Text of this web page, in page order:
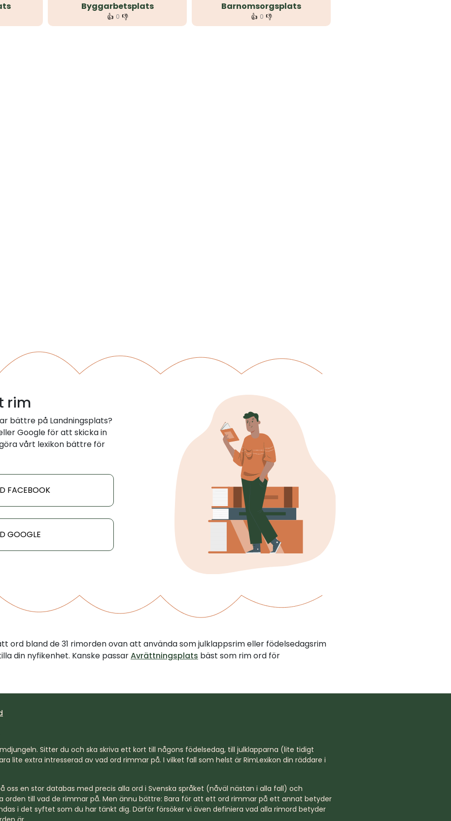
Byggarbetsplats
👍 0 👎
Barnomsorgsplats
👍 0 👎
rim
bättre på Landningsplats?
Google för att skicka in
vårt lexikon bättre för
FACEBOOK
GOOGLE
ord bland de 31 rimorden ovan att använda som julklappsrim eller födelsedagsrim
din nyfikenhet. Kanske passarAvrättningsplats bäst som rim ord för
Sitter du och ska skriva ett kort till någons födelsedag, till julklapparna (lite tidigt
lite extra intresserad av vad ord rimmar på. I vilket fall som helst är RimLexikon din räddare i
oss en stor databas med precis alla ord i Svenska språket (nåväl nästan i alla fall) och
orden till vad de rimmar på. Men ännu bättre: Bara för att ett ord rimmar på ett annat betyder
i det syftet som du har tänkt dig. Därför försöker vi även definiera vad alla rimord betyder